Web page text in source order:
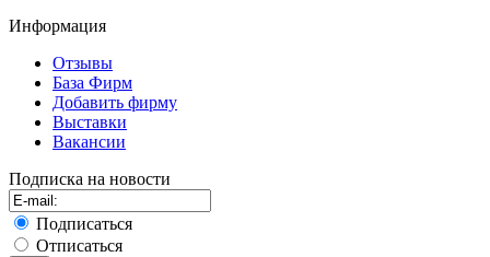
Информация
Отзывы
База Фирм
Добавить фирму
Выставки
Вакансии
Подписка на новости
Подписаться
Отписаться